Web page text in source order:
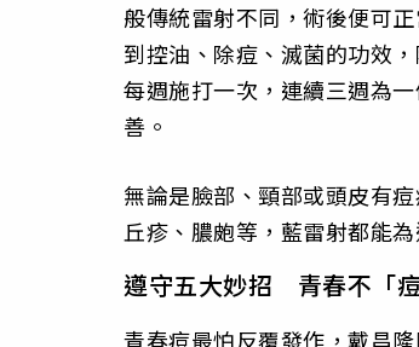
般傳統雷射不同，術後便可
到控油、除痘、滅菌的功效
每週施打一次，連續三週為
善。
無論是臉部、頸部或頭皮有
丘疹、膿皰等，藍雷射都能
遵守五大妙招 青春不「
青春痘最怕反覆發作，戴昌